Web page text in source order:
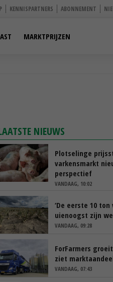
KENNISPARTNERS ABONNEMENT
MARKTPRIJZEN
NIEUWS
Plotselinge
varkensmarkt
perspectief
VANDAAG, 10:02
‘De eerste 10 ton
uienoogst zijn
VANDAAG, 09:28
ForFarmers
ziet
VANDAAG, 07:43